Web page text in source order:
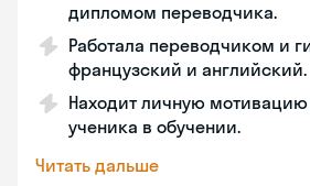
дипломом переводчика.
Работала переводчиком и
французский и английский.
Находит личную
ученика в обучении.
Читать дальше